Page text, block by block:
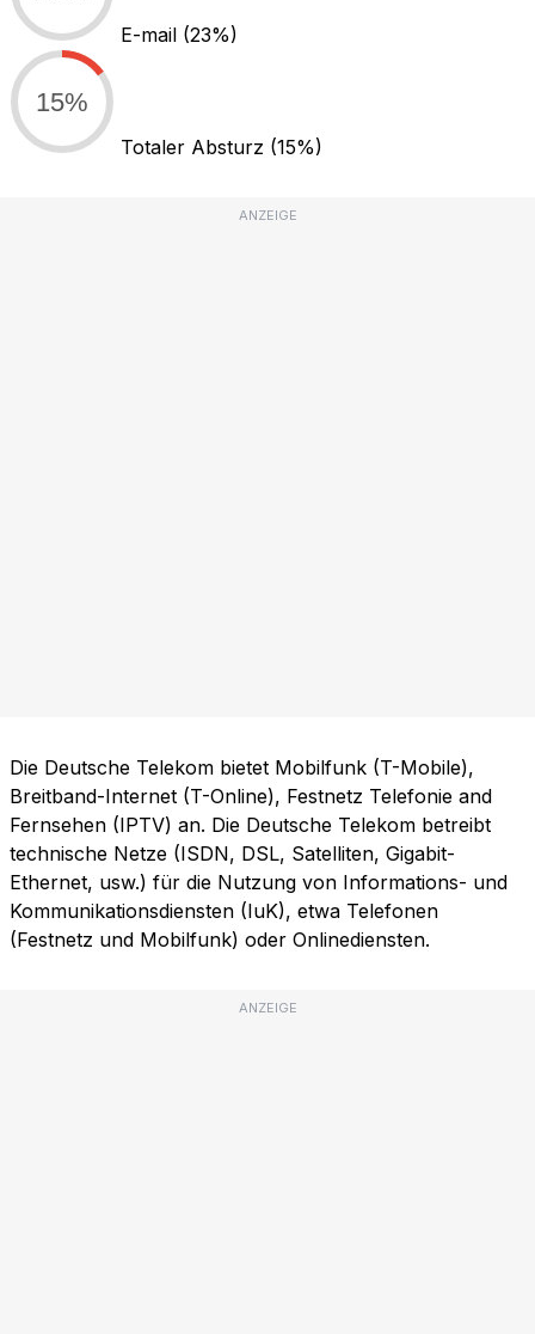
E-mail (23%)
15%
Totaler Absturz (15%)
ANZEIGE
Die Deutsche Telekom bietet Mobilfunk (T-Mobile),
Breitband-Internet (T-Online), Festnetz Telefonie and
Fernsehen (IPTV) an. Die Deutsche Telekom betreibt
technische Netze (ISDN, DSL, Satelliten, Gigabit-
Ethernet, usw.) für die Nutzung von Informations- und
Kommunikationsdiensten (IuK), etwa Telefonen
(Festnetz und Mobilfunk) oder Onlinediensten.
ANZEIGE